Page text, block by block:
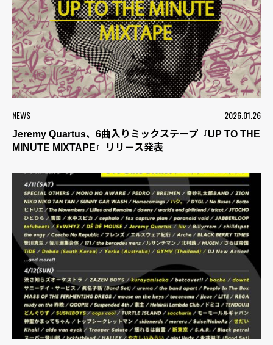
NEWS 2026.01.26
Jeremy Quartus、6曲入りミックステープ『UP TO THE
MINUTE MIXTAPE』リリース発表